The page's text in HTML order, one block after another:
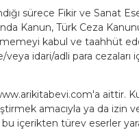
sürece Fikir ve Sanat
Kanun, Türk Ceza
kabul ve taahhüt
idari/adli para cezaları
aittir.
amacıyla ya da izin
içerikten türev eserler